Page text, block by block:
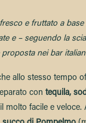
e fruttato a
e – seguendo la
nei bar
allo stesso tempo
con tequila,
molto facile e veloce.